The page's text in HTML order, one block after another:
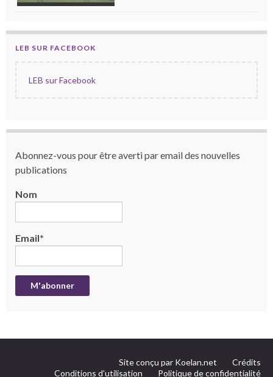
LEB SUR FACEBOOK
LEB sur Facebook
Abonnez-vous pour être averti par email des nouvelles
publications
Nom
Email*
Site conçu par Koelan.net
Crédits
Conditions d’utilisation
Politique de confidentialité